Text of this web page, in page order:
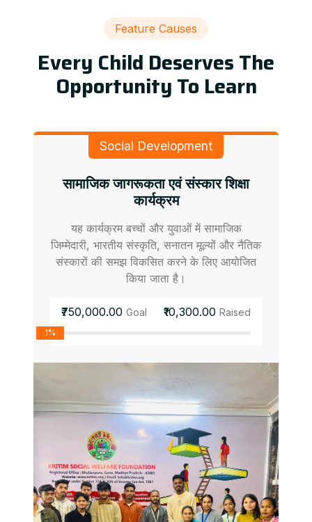
Feature Causes
Every Child Deserves The
Opportunity To Learn
Social Development
सामाजिक जागरूकता एवं संस्कार शिक्षा
कार्यक्रम
यह कार्यक्रम बच्चों और युवाओं में सामाजिक
जिम्मेदारी, भारतीय संस्कृति, सनातन मूल्यों और नैतिक
संस्कारों की समझ विकसित करने के लिए आयोजित
किया जाता है।
₹750,000.00 Goal ₹10,300.00 Raised
1%